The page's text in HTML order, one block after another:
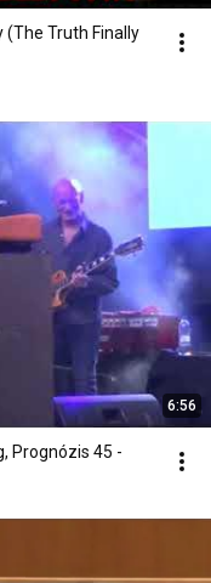
(The Truth Finally
6:56
Prognózis 45 -